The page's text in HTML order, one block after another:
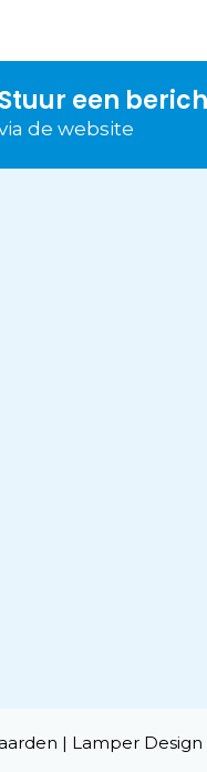
Stuur een
de website
| Lamper Design